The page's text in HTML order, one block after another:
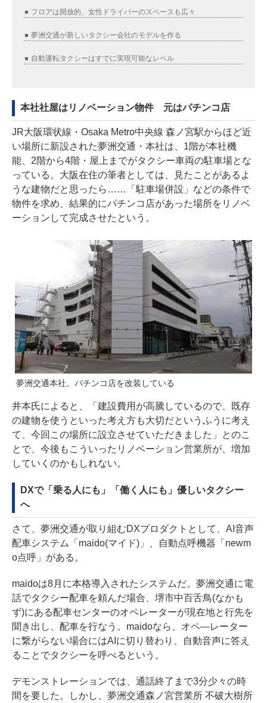
フロアは開放的、女性ドライバーのスペースも広々
夢洲交通が新しいタクシー会社のモデルを作る
自動運転タクシーはすでに実現可能なレベル
本社社屋はリノベーション物件 元はパチンコ店
JR大阪環状線・Osaka Metro中央線 森ノ宮駅からほど近
い場所に新設された夢洲交通・本社は、1階が本社機
能、2階から4階・屋上までがタクシー車両の駐車場とな
っている。大阪在住の筆者としては、見たことがあるよ
うな建物だと思ったら……「駐車場併設」などの条件で
物件を求め、結果的にパチンコ店があった場所をリノベ
ーションして完成させたという。
夢洲交通本社。パチンコ店を改装している
井本氏によると、「建設費用が高騰しているので、既存
の建物を使うといった考え方も大切だというふうに考え
て、今回この場所に設立させていただきました」とのこ
とで、今後もこういったリノベーション営業所が、増加
していくのかもしれない。
DXで「乗る人にも」「働く人にも」優しいタクシー
へ
さて、夢洲交通が取り組むDXプロダクトとして、AI音声
配車システム「maido(マイド)」、自動点呼機器「newm
o点呼」がある。
maidoは8月に本格導入されたシステムだ。夢洲交通に電
話でタクシー配車を頼んだ場合、堺市中百舌鳥(なかも
ず)にある配車センターのオペレーターが現在地と行先を
聞き出し、配車を行なう。maidoなら、オペ―レーター
に繋がらない場合にはAIに切り替わり、自動音声に答え
ることでタクシーを呼べるという。
デモンストレーションでは、通話終了まで3分少々の時
間を要した。しかし、夢洲交通森ノ宮営業所 不破大樹所